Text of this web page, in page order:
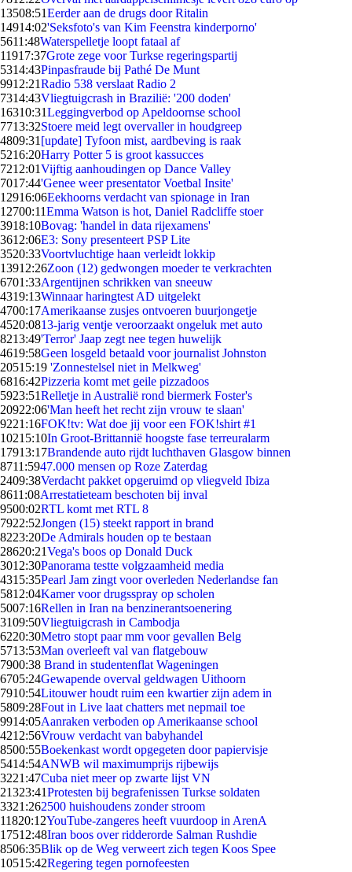
13508:51Eerder aan de drugs door Ritalin
14914:02'Seksfoto's van Kim Feenstra kinderporno'
5611:48Waterspelletje loopt fataal af
11917:37Grote zege voor Turkse regeringspartij
5314:43Pinpasfraude bij Pathé De Munt
9912:21Radio 538 verslaat Radio 2
7314:43Vliegtuigcrash in Brazilië: '200 doden'
16310:31Leggingverbod op Apeldoornse school
7713:32Stoere meid legt overvaller in houdgreep
4809:31 [update] Tyfoon mist, aardbeving is raak
5216:20Harry Potter 5 is groot kassucces
7212:01Vijftig aanhoudingen op Dance Valley
7017:44'Genee weer presentator Voetbal Insite'
12916:06Eekhoorns verdacht van spionage in Iran
12700:11Emma Watson is hot, Daniel Radcliffe stoer
3918:10Bovag: 'handel in data rijexamens'
3612:06E3: Sony presenteert PSP Lite
3520:33Voortvluchtige haan verleidt lokkip
13912:26Zoon (12) gedwongen moeder te verkrachten
6701:33Argentijnen schrikken van sneeuw
4319:13Winnaar haringtest AD uitgelekt
4700:17Amerikaanse zusjes ontvoeren buurjongetje
4520:0813-jarig ventje veroorzaakt ongeluk met auto
8213:49'Terror' Jaap zegt nee tegen huwelijk
4619:58Geen losgeld betaald voor journalist Johnston
20515:19 'Zonnestelsel niet in Melkweg'
6816:42Pizzeria komt met geile pizzadoos
5923:51Relletje in Australië rond biermerk Foster's
20922:06'Man heeft het recht zijn vrouw te slaan'
9221:16FOK!tv: Wat doe jij voor een FOK!shirt #1
10215:10In Groot-Brittannië hoogste fase terreuralarm
17913:17Brandende auto rijdt luchthaven Glasgow binnen
8711:5947.000 mensen op Roze Zaterdag
2409:38Verdacht pakket opgeruimd op vliegveld Ibiza
8611:08Arrestatieteam beschoten bij inval
9500:02RTL komt met RTL 8
7922:52Jongen (15) steekt rapport in brand
8223:20De Admirals houden op te bestaan
28620:21Vega's boos op Donald Duck
3012:30Panorama testte volgzaamheid media
4315:35Pearl Jam zingt voor overleden Nederlandse fan
5812:04Kamer voor drugsspray op scholen
5007:16Rellen in Iran na benzinerantsoenering
3109:50Vliegtuigcrash in Cambodja
6220:30Metro stopt paar mm voor gevallen Belg
5713:53Man overleeft val van flatgebouw
7900:38 Brand in studentenflat Wageningen
6705:24Gewapende overval geldwagen Uithoorn
7910:54Litouwer houdt ruim een kwartier zijn adem in
5809:28Fout in Live laat chatters met nepmail toe
9914:05Aanraken verboden op Amerikaanse school
4212:56Vrouw verdacht van babyhandel
8500:55Boekenkast wordt opgegeten door papiervisje
5414:54ANWB wil maximumprijs rijbewijs
3221:47Cuba niet meer op zwarte lijst VN
21323:41Protesten bij begrafenissen Turkse soldaten
3321:262500 huishoudens zonder stroom
11820:12YouTube-zangeres heeft vuurdoop in ArenA
17512:48Iran boos over ridderorde Salman Rushdie
8506:35Blik op de Weg verweert zich tegen Koos Spee
10515:42Regering tegen pornofeesten